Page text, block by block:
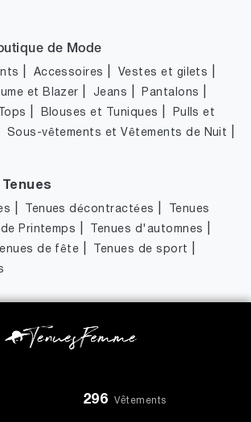
de Mode
Accessoires Vestes et gilets
et Blazer Jeans Pantalons
Blouses et Tuniques
Pulls et
Sous-vêtements et Vêtements de Nuit
Tenues décontractées
Tenues
de Printemps Tenues d'automnes
de fête Tenues de sport
296 Vêtements